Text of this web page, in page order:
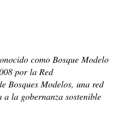
como Bosque Modelo
por la Red
Bosques Modelos, una red
a la gobernanza sostenible